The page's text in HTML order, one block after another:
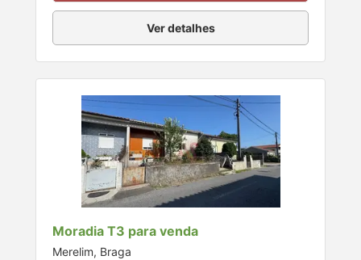
Ver detalhes
Moradia T3 para venda
Merelim, Braga